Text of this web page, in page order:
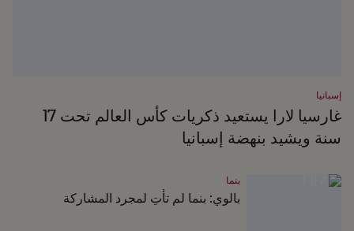
إسبانيا
غارسيا لارا يستعيد ذكريات كأس العالم تحت 17
سنة ويشيد بنهضة إسبانيا
بنما
بالوي: بنما لم تأتِ لمجرد المشاركة